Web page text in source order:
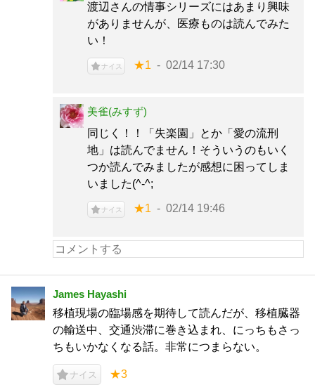
渡辺さんの情事シリーズにはあまり興味
がありませんが、医療ものは読んでみた
い！
ナイス ★1 02/14 17:30
美雀(みすず)
同じく！！「失楽園」とか「愛の流刑
地」は読んでません！そういうのもいく
つか読んでみましたが感想に困ってしま
いました(^-^;
ナイス ★1 02/14 19:46
James Hayashi
移植現場の臨場感を期待して読んだが、移植臓器
の輸送中、交通渋滞に巻き込まれ、にっちもさっ
ちもいかなくなる話。非常につまらない。
ナイス ★3